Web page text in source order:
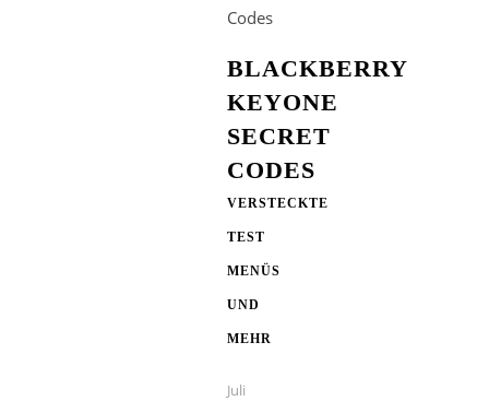
BLACKBERRY
KEYONE
SECRET
CODES
VERSTECKTE
TEST
MENÜS
UND
MEHR
Juli